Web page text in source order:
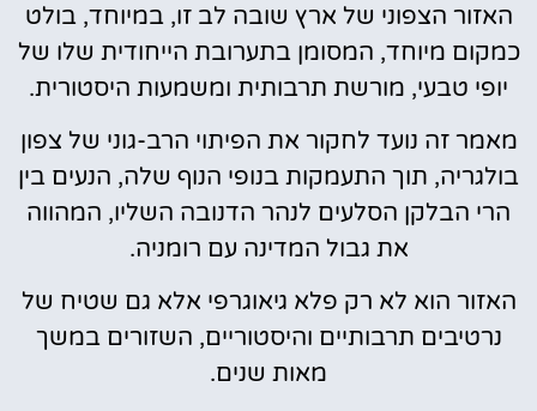
האזור הצפוני של ארץ שובה לב זו, במיוחד, בולט
כמקום מיוחד, המסומן בתערובת הייחודית שלו של
יופי טבעי, מורשת תרבותית ומשמעות היסטורית.
מאמר זה נועד לחקור את הפיתוי הרב-גוני של צפון
בולגריה, תוך התעמקות בנופי הנוף שלה, הנעים בין
הרי הבלקן הסלעים לנהר הדנובה השליו, המהווה
את גבול המדינה עם רומניה.
האזור הוא לא רק פלא גיאוגרפי אלא גם שטיח של
נרטיבים תרבותיים והיסטוריים, השזורים במשך
מאות שנים.